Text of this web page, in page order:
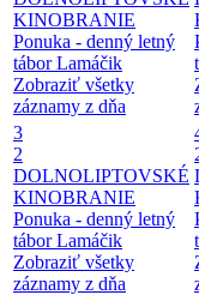
KINOBRANIE
Ponuka - denný letný
tábor Lamáčik
Zobraziť všetky
záznamy z dňa
3
2
DOLNOLIPTOVSKÉ
KINOBRANIE
Ponuka - denný letný
tábor Lamáčik
Zobraziť všetky
záznamy z dňa